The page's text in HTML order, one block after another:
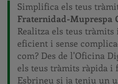
Simplifica els teus
Fraternidad-Muprespa
Realitza els teus tràmits
eficient i sense
com? Des de l'Oficina
els teus tràmits ràpida i
Esbrineu si ja teniu un